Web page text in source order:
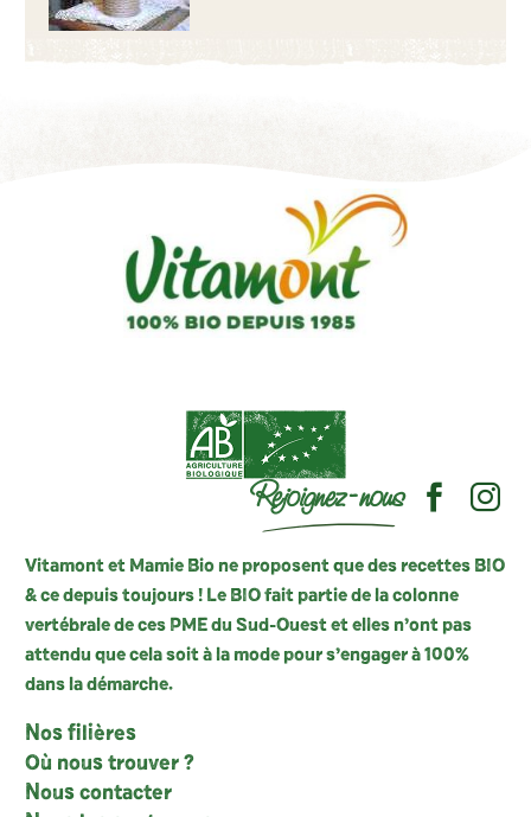
Rejoignez-nous
Vitamont et Mamie Bio ne proposent que des recettes BIO
& ce depuis toujours ! Le BIO fait partie de la colonne
vertébrale de ces PME du Sud-Ouest et elles n’ont pas
attendu que cela soit à la mode pour s’engager à 100%
dans la démarche.
Nos filières
Où nous trouver ?
Nous contacter